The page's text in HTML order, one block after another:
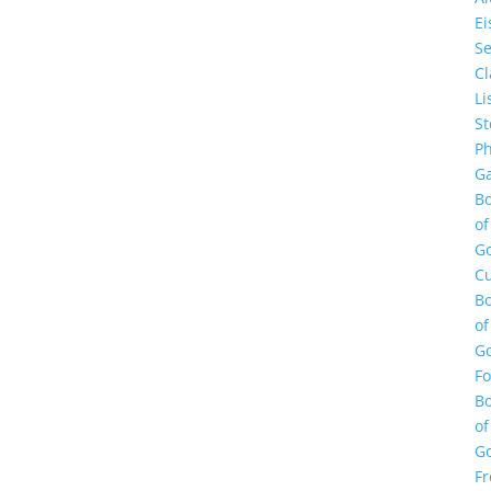
of
of
of